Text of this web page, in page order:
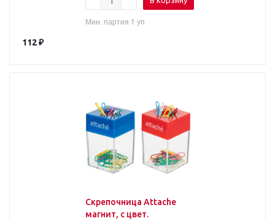
Мин. партия 1 уп
112₽
Скрепочница Attache
магнит, с цвет.